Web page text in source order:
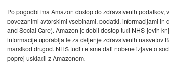
Po pogodbi ima Amazon dostop do zdravstvenih podatkov,
povezanimi avtorskimi vsebinami, podatki, informacijami in
and Social Care). Amazon je dobil dostop tudi NHS-jevih
informacije uporablja le za deljenje zdravstvenih nasvetov
marsikod drugod. NHS tudi ne sme dati nobene izjave o
poprej uskladil z Amazonom.